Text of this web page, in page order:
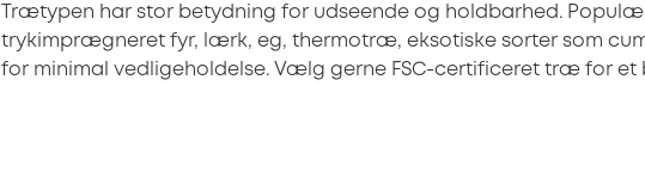
Trætypen har stor betydning for udseende og holdbarhed.
trykimprægneret fyr, lærk, eg, thermotræ, eksotiske sorter som
for minimal vedligeholdelse. Vælg gerne FSC-certificeret træ for